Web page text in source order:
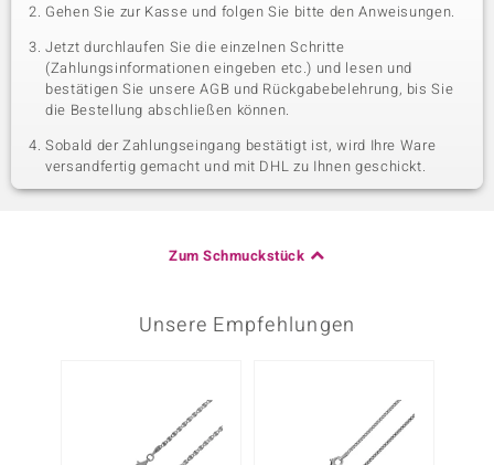
Gehen Sie zur Kasse und folgen Sie bitte den Anweisungen.
Jetzt durchlaufen Sie die einzelnen Schritte
(Zahlungsinformationen eingeben etc.) und lesen und
bestätigen Sie unsere AGB und Rückgabebelehrung, bis Sie
die Bestellung abschließen können.
Sobald der Zahlungseingang bestätigt ist, wird Ihre Ware
versandfertig gemacht und mit DHL zu Ihnen geschickt.
Zum Schmuckstück
Unsere Empfehlungen